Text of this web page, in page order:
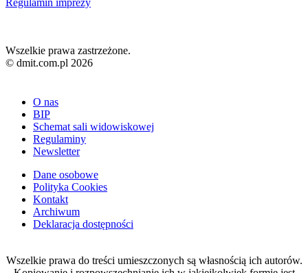
Wszelkie prawa zastrzeżone.
© dmit.com.pl 2026
O nas
BIP
Schemat sali widowiskowej
Regulaminy
Newsletter
Dane osobowe
Polityka Cookies
Kontakt
Archiwum
Deklaracja dostępności
Wszelkie prawa do treści umieszczonych są własnością ich autorów.